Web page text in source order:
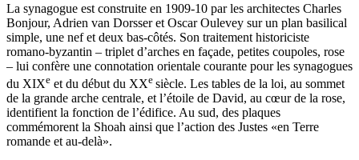
La synagogue est construite en 1909-10 par les architectes Charles
Bonjour, Adrien van Dorsser et Oscar Oulevey sur un plan basilical
simple, une nef et deux bas-côtés. Son traitement historiciste
romano-byzantin – triplet d’arches en façade, petites coupoles, rose
– lui confère une connotation orientale courante pour les synagogues
du XIXe et du début du XXe siècle. Les tables de la loi, au sommet
de la grande arche centrale, et l’étoile de David, au cœur de la rose,
identifient la fonction de l’édifice. Au sud, des plaques
commémorent la Shoah ainsi que l’action des Justes «en Terre
romande et au-delà».